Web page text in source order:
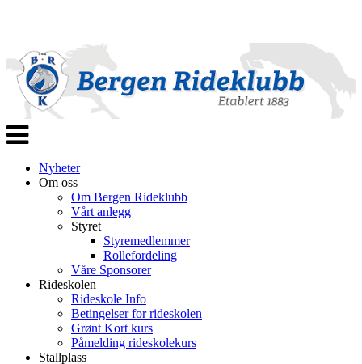
Veksle
navigasjon
Nyheter
Om oss
Om Bergen Rideklubb
Vårt anlegg
Styret
Styremedlemmer
Rollefordeling
Våre Sponsorer
Rideskolen
Rideskole Info
Betingelser for rideskolen
Grønt Kort kurs
Påmelding rideskolekurs
Stallplass